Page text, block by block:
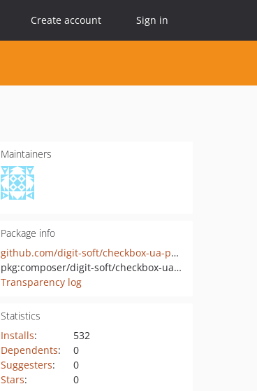
Create account Sign in
Maintainers
Package info
github.com/digit-soft/checkbox-ua-php-sdk
pkg:composer/digit-soft/checkbox-ua-php-sdk
Transparency log
Statistics
Installs:
532
Dependents:
0
Suggesters:
0
Stars: 0